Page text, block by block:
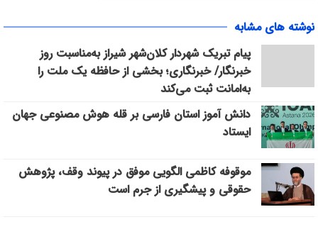
نوشته های مشابه
پیام تبریک شهردار کلان‌شهر شیراز به‌مناسبت روز
خبرنگار/ خبرنگاری؛ بخشی از حافظه یک ملت را
به‌امانت ثبت می‌کند
دانش آموز استان فارسی بر قله هوش مصنوعی جهان
ایستاد
موقوفه کاظمی الگویی موفق در پیوند وقف، پژوهش
حقوقی و پیشگیری از جرم است